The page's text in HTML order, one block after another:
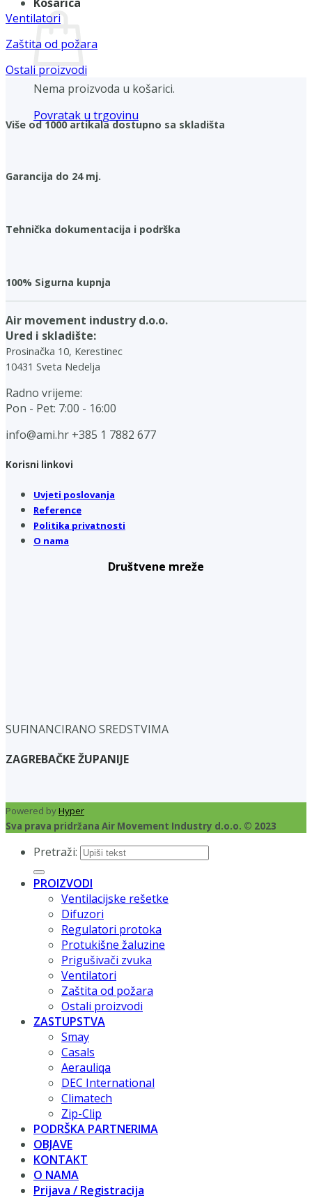
Nema proizvoda u košarici.
Povratak u trgovinu
Ventilatori
Zaštita od požara
Ostali proizvodi
Više od 1000 artikala dostupno sa skladišta
Garancija do 24 mj.
Tehnička dokumentacija i podrška
100% Sigurna kupnja
Air movement industry d.o.o.
Ured i skladište:
Prosinačka 10, Kerestinec
10431 Sveta Nedelja
Radno vrijeme:
Pon - Pet: 7:00 - 16:00
info@ami.hr +385 1 7882 677
Korisni linkovi
Uvjeti poslovanja
Reference
Politika privatnosti
O nama
Društvene mreže
SUFINANCIRANO SREDSTVIMA
ZAGREBAČKE ŽUPANIJE
Powered byHyper
Sva prava pridržana Air Movement Industry d.o.o. © 2023
Pretraži:
PROIZVODI
Ventilacijske rešetke
Difuzori
Regulatori protoka
Protukišne žaluzine
Prigušivači zvuka
Ventilatori
Zaštita od požara
Ostali proizvodi
ZASTUPSTVA
Smay
Casals
Aerauliqa
DEC International
Climatech
Zip-Clip
PODRŠKA PARTNERIMA
OBJAVE
KONTAKT
O NAMA
Prijava / Registracija